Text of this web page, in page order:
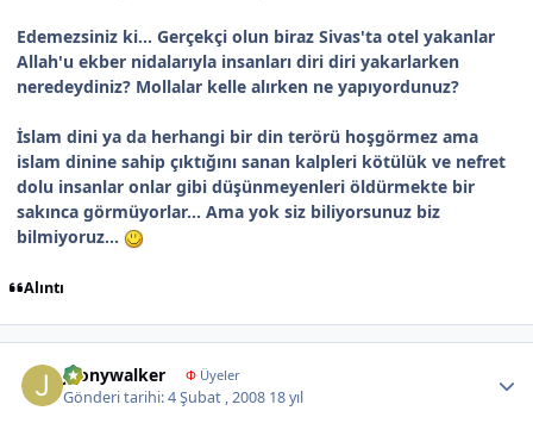
Edemezsiniz ki... Gerçekçi olun biraz Sivas'ta otel yakanlar
Allah'u ekber nidalarıyla insanları diri diri yakarlarken
neredeydiniz? Mollalar kelle alırken ne yapıyordunuz?
İslam dini ya da herhangi bir din terörü hoşgörmez ama
islam dinine sahip çıktığını sanan kalpleri kötülük ve nefret
dolu insanlar onlar gibi düşünmeyenleri öldürmekte bir
sakınca görmüyorlar... Ama yok siz biliyorsunuz biz
bilmiyoruz...
Alıntı
jhonywalker ΦÜyeler
Gönderi tarihi:4 Şubat , 2008 18 yıl